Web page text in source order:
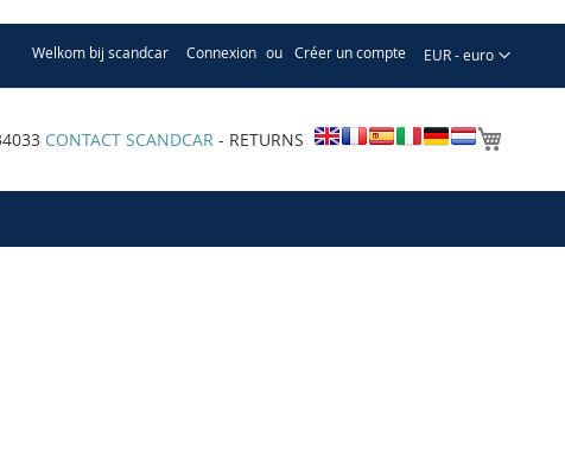
Devise
EUR - euro
Welkom bij scandcar Connexion Créer un compte
CONTACT SCANDCAR - RETURNS